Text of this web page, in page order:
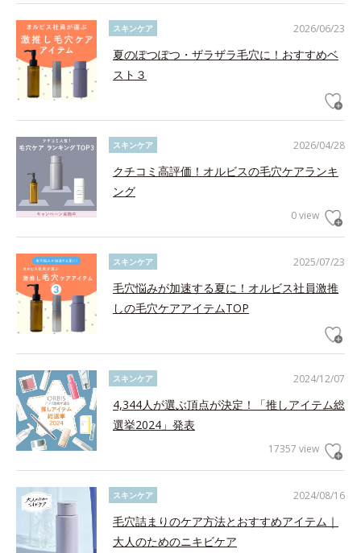
2026/06/23
スキンケア
夏のぽつぽつ・ザラザラ毛穴に！おすすめベ
スト３
2026/04/28
スキンケア
クチコミ高評価！オルビスの毛穴ケアランキ
ング
0 view
2025/07/23
スキンケア
毛穴悩みが加速する夏に！オルビス社員激推
しの毛穴ケアアイテムTOP
2024/12/07
スキンケア
4,344人が選ぶ頂点が決定！「推しアイテム総
選挙2024」発表
17357 view
2024/08/16
スキンケア
毛穴詰まりのケア方法とおすすめアイテム｜
大人のためのニキビケア